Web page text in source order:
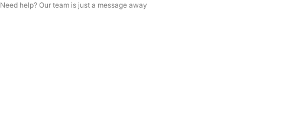
Need help? Our team is just a message away